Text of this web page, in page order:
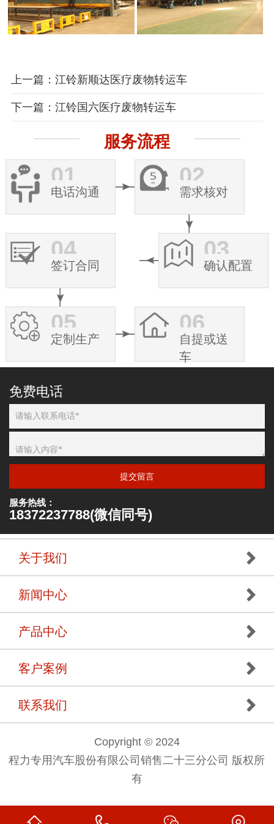
上一篇：江铃新顺达医疗废物转运车
下一篇：江铃国六医疗废物转运车
服务流程
01
电话沟通
02
需求核对
03
确认配置
04
签订合同
05
定制生产
06
自提或送
车
免费电话
提交留言
服务热线：
18372237788(微信同号)
关于我们
新闻中心
产品中心
客户案例
联系我们
Copyright © 2024
程力专用汽车股份有限公司销售二十三分公司 版权所
有